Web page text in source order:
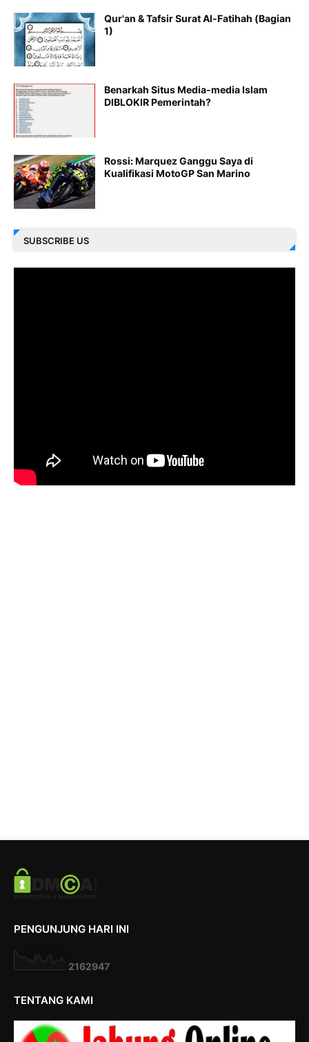
Qur'an & Tafsir Surat Al-Fatihah (Bagian
1)
Benarkah Situs Media-media Islam
DIBLOKIR Pemerintah?
Rossi: Marquez Ganggu Saya di
Kualifikasi MotoGP San Marino
SUBSCRIBE US
PENGUNJUNG HARI INI
2162947
TENTANG KAMI